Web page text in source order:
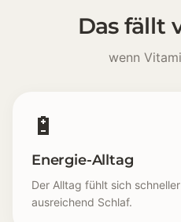
Das fällt
wenn
🔋
Energie-Alltag
Der Alltag fühlt sich
ausreichend Schlaf.